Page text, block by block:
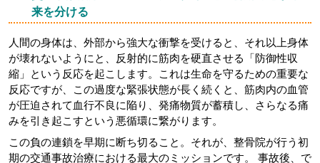
来を分ける
人間の身体は、外部から強大な衝撃を受けると、それ以上身体
が壊れないようにと、反射的に筋肉を硬直させる「防御性収
縮」という反応を起こします。これは生命を守るための重要な
反応ですが、この過度な緊張状態が長く続くと、筋肉内の血管
が圧迫されて血行不良に陥り、発痛物質が蓄積し、さらなる痛
みを引き起こすという悪循環に繋がります。
この負の連鎖を早期に断ち切ること。それが、整骨院が行う初
期の交通事故治療における最大のミッションです。 事故後、で